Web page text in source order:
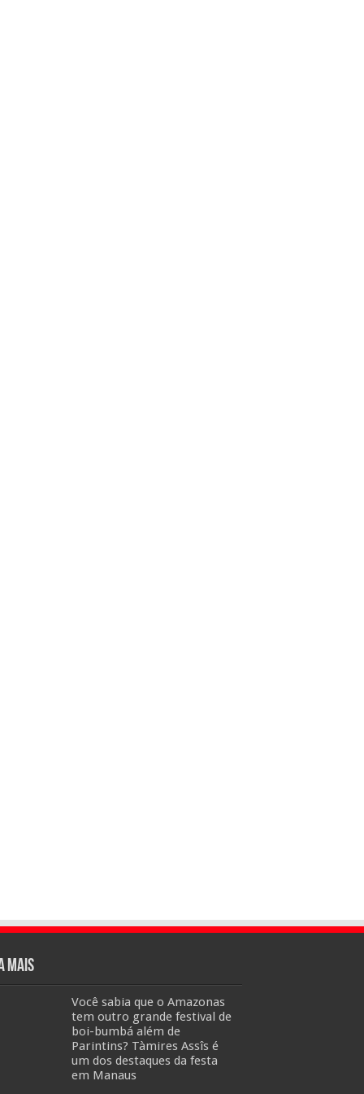
mais
Você sabia que o Amazonas
tem outro grande festival de
boi-bumbá além de
Parintins? Tàmires Assîs é
um dos destaques da festa
em Manaus